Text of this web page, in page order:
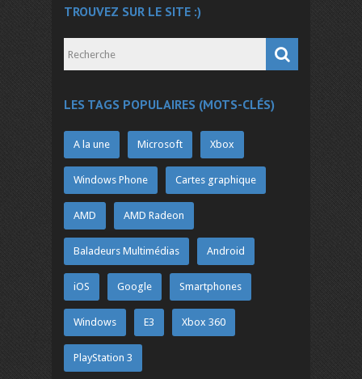
TROUVEZ SUR LE SITE :)
LES TAGS POPULAIRES (MOTS-CLÉS)
A la une Microsoft Xbox
Windows Phone Cartes graphique
AMD AMD Radeon
Baladeurs Multimédias Android
iOS Google Smartphones
Windows E3 Xbox 360
PlayStation 3